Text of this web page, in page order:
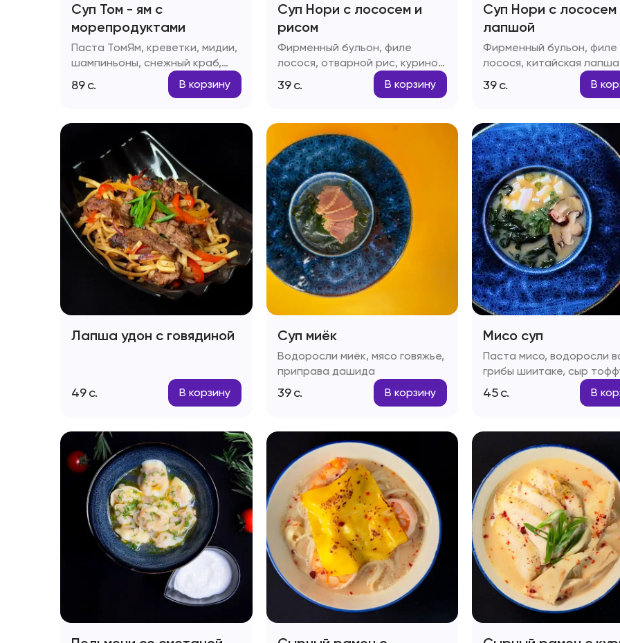
Суп Том - ям с
морепродуктами
Паста ТомЯм, креветки, мидии,
шампиньоны, снежный краб,
помидоры черри
89с. В корзину
Суп Нори с лососем и
рисом
Фирменный бульон, филе
лосося, отварной рис, куриное
яйцо, паста Том-ям, рыбный
соус, зеленый лук
39 с. В корзину
Суп Нори с лососем
лапшой
Фирменный бульон, филе
лосося, китайская
куриное яйцо, паста
рыбный соус, зеленый лук
39с. В
Лапша удон с говядиной
49с. В корзину
Суп миёк
Водоросли миёк, мясо говяжье,
приправа дашида
39 с. В корзину
Мисо суп
Паста мисо, водоросли
грибы шиитаке, сыр
зелень
45с. В